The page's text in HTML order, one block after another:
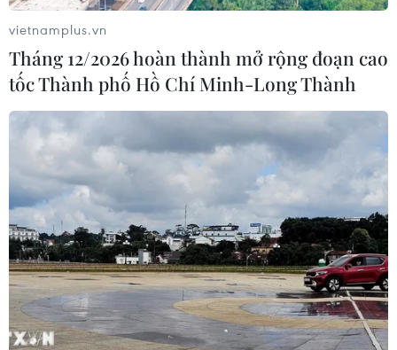
TIN CÙNG CHUYÊN MỤC
vietnamplus.vn
Tháng 12/2026 hoàn thành mở rộng đoạn cao
tốc Thành phố Hồ Chí Minh-Long Thành